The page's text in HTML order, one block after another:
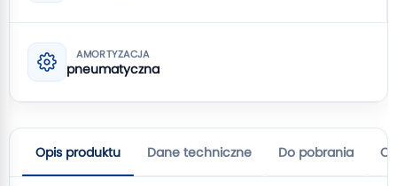
AMORTYZACJA
pneumatyczna
Opis produktu Dane techniczne Do pobrania